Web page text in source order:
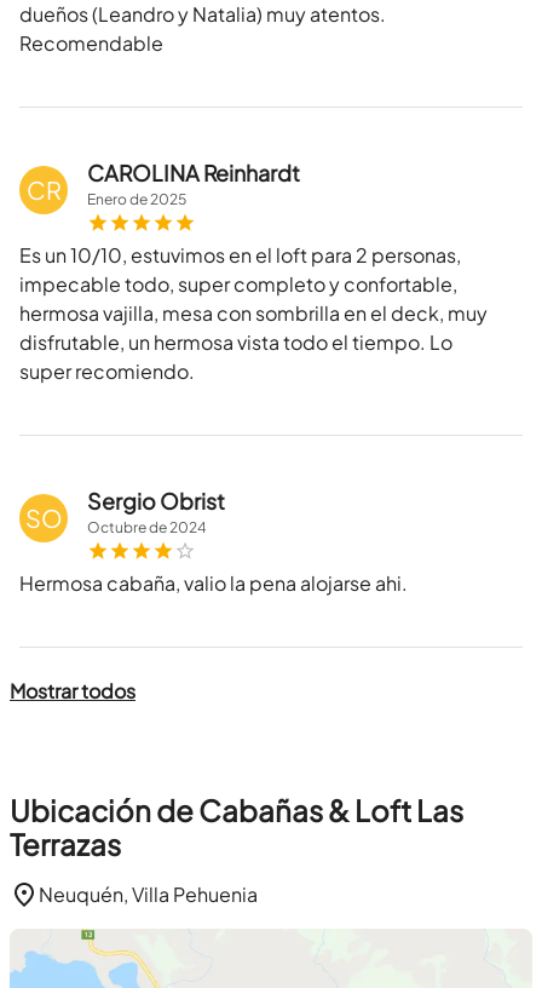
dueños (Leandro y Natalia) muy atentos.
Recomendable
CR
CAROLINA Reinhardt
Enerode2025
Es un 10/10, estuvimos en el loft para 2 personas,
impecable todo, super completo y confortable,
hermosa vajilla, mesa con sombrilla en el deck, muy
disfrutable, un hermosa vista todo el tiempo. Lo
super recomiendo.
SO
Sergio Obrist
Octubrede2024
Hermosa cabaña, valio la pena alojarse ahi.
Mostrar todos
Ubicación de Cabañas & Loft Las
Terrazas
Neuquén, Villa Pehuenia